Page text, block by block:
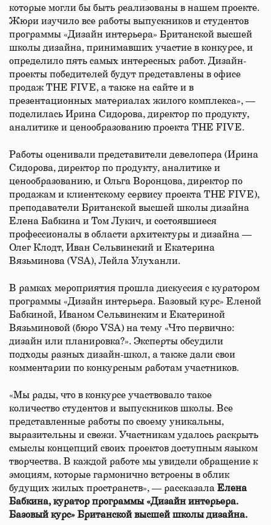
которые могли бы быть реализованы в нашем проекте.
Жюри изучило все работы выпускников и студентов
программы «Дизайн интерьера» Британской высшей
школы дизайна, принимавших участие в конкурсе, и
определило пять самых интересных работ. Дизайн-
проекты победителей будут представлены в офисе
продаж THE FIVE, а также на сайте и в
презентационных материалах жилого комплекса», —
поделилась Ирина Сидорова, директор по продукту,
аналитике и ценообразованию проекта THE FIVE.
Работы оценивали представители девелопера (Ирина
Сидорова, директор по продукту, аналитике и
ценообразованию, и Ольга Воронцова, директор по
продажам и клиентскому сервису проекта THE FIVE),
преподаватели Британской высшей школы дизайна
Елена Бабкина и Том Лукич, и состоявшиеся
профессионалы в области архитектуры и дизайна —
Олег Клодт, Иван Сельвинский и Екатерина
Вязьминова (VSA), Лейла Улуханли.
В рамках мероприятия прошла дискуссия с куратором
программы «Дизайн интерьера. Базовый курс» Еленой
Бабкиной, Иваном Сельвинским и Екатериной
Вязьминовой (бюро VSA) на тему «Что первично:
дизайн или планировка?». Эксперты обсудили
подходы разных дизайн-школ, а также дали свои
комментарии по конкурсным работам участников.
«Мы рады, что в конкурсе участвовало такое
количество студентов и выпускников школы. Все
представленные работы по своему уникальны,
выразительны и свежи. Участникам удалось раскрыть
смыслы концепций своих проектов доступным языком
творчества. В каждой работе мы увидели обращение к
эмоциям, которые гармонично встроены в облик
будущих жилых пространств», — рассказала Елена
Бабкина, куратор программы «Дизайн интерьера.
Базовый курс» Британской высшей школы дизайна.